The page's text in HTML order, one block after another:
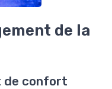
de la
de confort